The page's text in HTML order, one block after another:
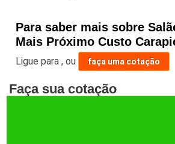
Para saber mais sobre
Mais Próximo Custo
Ligue para,ou faça uma cotação
Faça sua cotação